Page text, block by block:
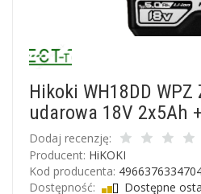
Hikoki WH18DD
udarowa 18V 2x5Ah
Dodaj recenzję:
Producent: HiKOKI
Kod producenta:
Dostępność:
Dostępne